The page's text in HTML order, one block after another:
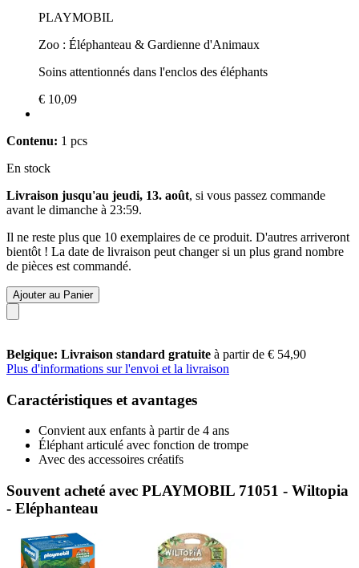
PLAYMOBIL
Zoo : Éléphanteau & Gardienne d'Animaux
Soins attentionnés dans l'enclos des éléphants
€ 10,09
Contenu: 1 pcs
En stock
Livraison jusqu'au jeudi, 13. août, si vous passez commande
avant le dimanche à 23:59.
Il ne reste plus que 10 exemplaires de ce produit. D'autres arriveront
bientôt ! La date de livraison peut changer si un plus grand nombre
de pièces est commandé.
Ajouter au Panier
Belgique: Livraison standard gratuite à partir de € 54,90
Plus d'informations sur l'envoi et la livraison
Caractéristiques et avantages
Convient aux enfants à partir de 4 ans
Éléphant articulé avec fonction de trompe
Avec des accessoires créatifs
Souvent acheté avec PLAYMOBIL 71051 - Wiltopia
- Eléphanteau